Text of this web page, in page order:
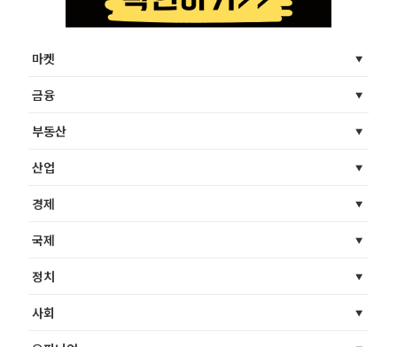
마켓
금융
부동산
산업
경제
국제
정치
사회